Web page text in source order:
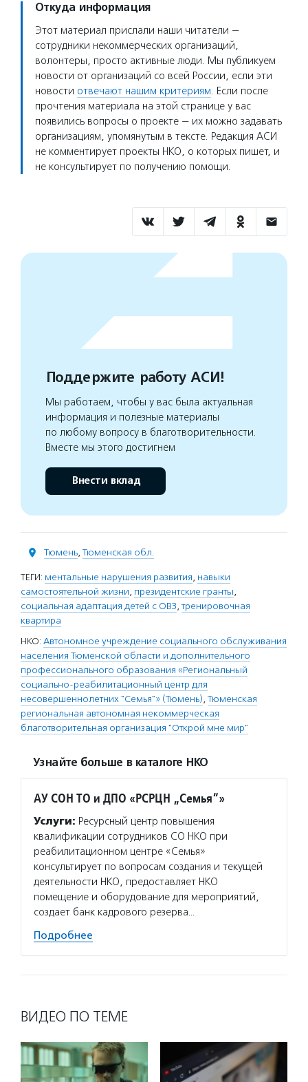
Откуда информация
Этот материал прислали наши читатели —
сотрудники некоммерческих организаций,
волонтеры, просто активные люди. Мы публикуем
новости от организаций со всей России, если эти
новости отвечают нашим критериям. Если после
прочтения материала на этой странице у вас
появились вопросы о проекте — их можно задавать
организациям, упомянутым в тексте. Редакция АСИ
не комментирует проекты НКО, о которых пишет, и
не консультирует по получению помощи.
Поддержите работу АСИ!
Мы работаем, чтобы у вас была актуальная
информация и полезные материалы
по любому вопросу в благотворительности.
Вместе мы этого достигнем
Внести вклад
Тюмень, Тюменская обл.
ТЕГИ: ментальные нарушения развития, навыки
самостоятельной жизни, президентские гранты,
социальная адаптация детей с ОВЗ,тренировочная
квартира
НКО: Автономное учреждение социального обслуживания
населения Тюменской области и дополнительного
профессионального образования «Региональный
социально-реабилитационный центр для
несовершеннолетних "Семья"» (Тюмень), Тюменская
региональная автономная некоммерческая
благотворительная организация "Открой мне мир"
Узнайте больше в каталоге НКО
АУ СОН ТО и ДПО «РСРЦН „Семья“»
Услуги: Ресурсный центр повышения
квалификации сотрудников СО НКО при
реабилитационном центре «Семья»
консультирует по вопросам создания и текущей
деятельности НКО, предоставляет НКО
помещение и оборудование для мероприятий,
создает банк кадрового резерва…
Подробнее
ВИДЕО ПО ТЕМЕ